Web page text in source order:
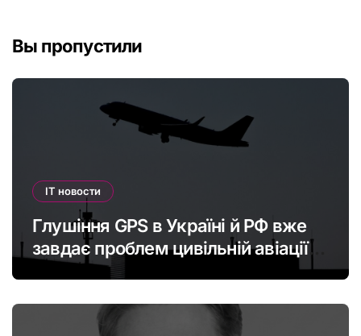
Вы пропустили
IT новости
Глушіння GPS в Україні й РФ вже
завдає проблем цивільній авіації в
Європі: наскільки це небезпечно